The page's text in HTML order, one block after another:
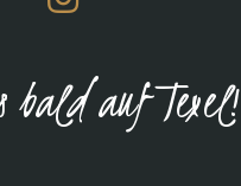
bald auf Texel!